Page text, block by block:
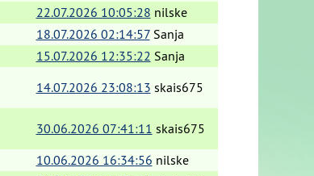
22.07.2026 10:05:28 nilske
18.07.2026 02:14:57 Sanja
15.07.2026 12:35:22 Sanja
14.07.2026 23:08:13 skais675
30.06.2026 07:41:11 skais675
10.06.2026 16:34:56 nilske